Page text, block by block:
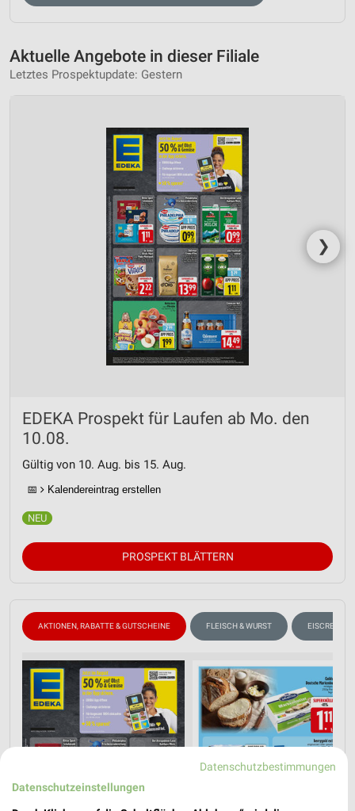
Aktuelle Angebote in dieser Filiale
Letztes Prospektupdate: Gestern
❯
EDEKA Prospekt für Laufen ab Mo. den
10.08.
Gültig von 10. Aug. bis 15. Aug.
📅 Kalendereintrag erstellen
PROSPEKT BLÄTTERN
AKTIONEN, RABATTE & GUTSCHEINE FLEISCH & WURST EISCREME
Datenschutzbestimmungen
Datenschutzeinstellungen